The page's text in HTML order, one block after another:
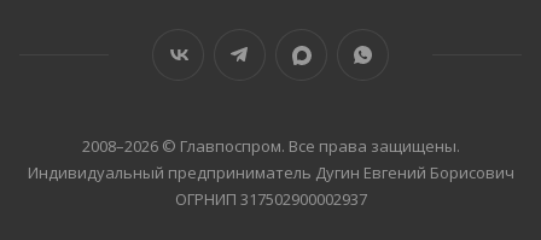
2008–2026 © Главпоспром. Все права защищены.
Индивидуальный предприниматель Дугин Евгений Борисович
ОГРНИП 317502900002937